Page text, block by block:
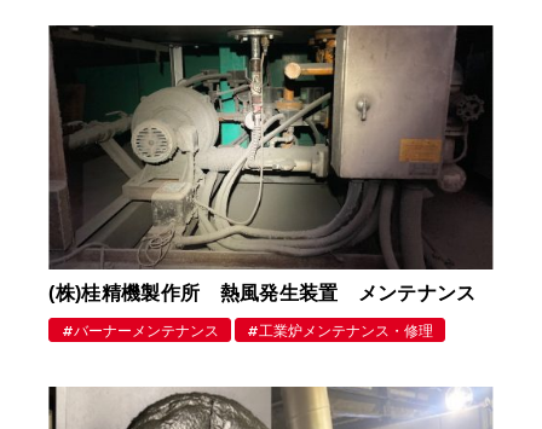
(株)桂精機製作所 熱風発生装置 メンテナンス
バーナーメンテナンス 工業炉メンテナンス・修理